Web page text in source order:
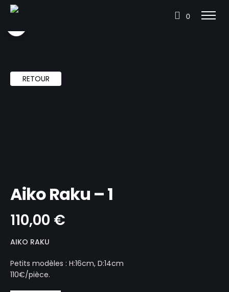
0
RETOUR
Aiko Raku – 1
110,00 €
AIKO RAKU
Petits modèles : H:16cm, D:14cm
110€/pièce.